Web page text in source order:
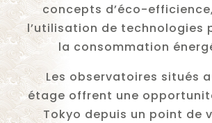
concepts d’éco-
l’utilisation de technologies
la consommation
Les observatoires situés
étage offrent une
Tokyo depuis un point de